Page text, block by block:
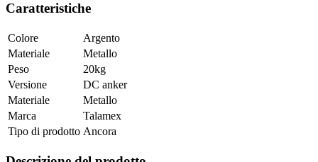
Caratteristiche
Colore
Argento
Materiale
Metallo
Peso
20kg
Versione
DC anker
Materiale
Metallo
Marca
Talamex
Tipo di prodotto Ancora